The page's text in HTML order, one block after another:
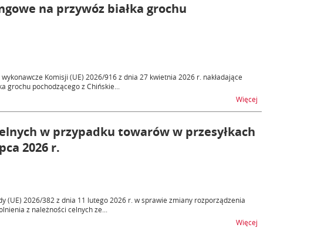
na przywóz białka grochu
Komisji (UE) 2026/916 z dnia 27 kwietnia 2026 r. nakładające
grochu pochodzącego z Chińskie...
Więcej
w przypadku towarów w przesyłkach
2026 r.
(UE) 2026/382 z dnia 11 lutego 2026 r. w sprawie zmiany rozporządzenia
z należności celnych ze...
Więcej